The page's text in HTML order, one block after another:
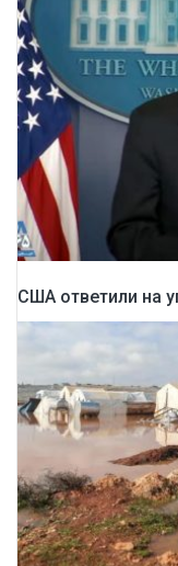
США ответили на